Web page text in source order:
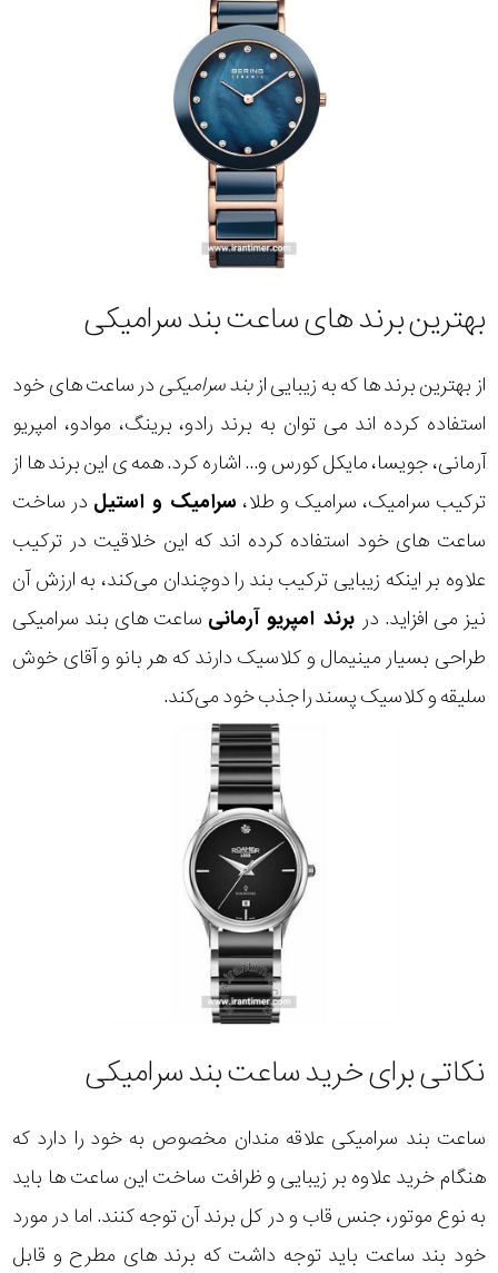
بهترین برند های ساعت بند سرامیکی
از بهترین برند ها که به زیبایی ازبند سرامیکیدر ساعت های خود
استفاده کرده اند می توان به برند رادو، برینگ، موادو، امپریو
آرمانی، جویسا، مایکل کورس و... اشاره کرد. همه ی این برند ها از
ترکیب سرامیک، سرامیک و طلا، سرامیک و استیل در ساخت
ساعت های خود استفاده کرده اند که این خلاقیت در ترکیب
علاوه بر اینکه زیبایی ترکیب بند را دوچندان می‌کند، به ارزش آن
نیز می افزاید. در برند امپریو آرمانی ساعت های بند سرامیکی
طراحی بسیار مینیمال و کلاسیک دارند که هر بانو و آقای خوش
سلیقه و کلاسیک پسند را جذب خود می‌کند.
نکاتی برای خرید ساعت بند سرامیکی
ساعت بند سرامیکی علاقه مندان مخصوص به خود را دارد که
هنگام خرید علاوه بر زیبایی و ظرافت ساخت این ساعت ها باید
به نوع موتور، جنس قاب و در کل برند آن توجه کنند. اما در مورد
خود بند ساعت باید توجه داشت که برند های مطرح و قابل